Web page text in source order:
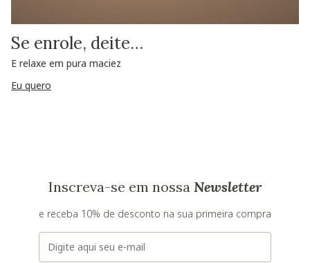
Se enrole, deite…
E relaxe em pura maciez
Eu quero
Inscreva-se em nossa Newsletter
e receba 10% de desconto na sua primeira compra
E-mail